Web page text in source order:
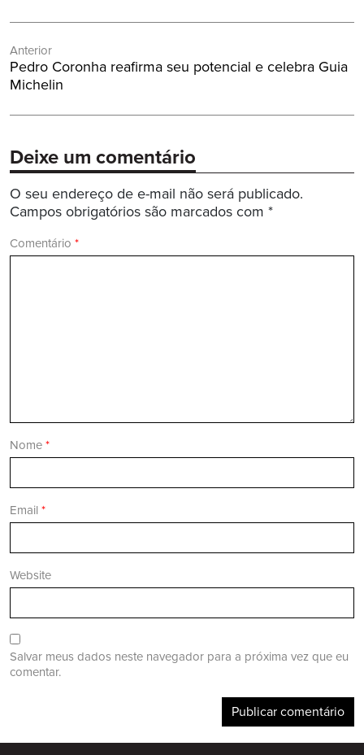
de
Post
Anterior
Post
Anterior:
Pedro Coronha reafirma seu potencial e celebra Guia
Michelin
Deixe um comentário
O seu endereço de e-mail não será publicado.
Campos obrigatórios são marcados com *
Comentário *
Nome *
Email *
Website
Salvar meus dados neste navegador para a próxima vez que eu
comentar.